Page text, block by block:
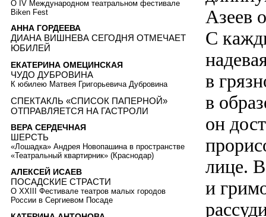
Азеев
С
в
в
он
лице.
и
О IV Международном театральном фестивале
Biken Fest
АННА ГОРДЕЕВА
ДИАНА ВИШНЕВА СЕГОДНЯ ОТМЕЧАЕТ
ЮБИЛЕЙ
ЕКАТЕРИНА ОМЕЦИНСКАЯ
ЧУДО ДУБРОВИНА
К юбилею Матвея Григорьевича Дубровина
СПЕКТАКЛЬ «СПИСОК ПАПЕРНОЙ»
ОТПРАВЛЯЕТСЯ НА ГАСТРОЛИ
ВЕРА СЕРДЕЧНАЯ
ШЕРСТЬ
«Лошадка» Андрея Новопашина в пространстве
«Театральный квартирник» (Краснодар)
АЛЕКСЕЙ ИСАЕВ
ПОСАДСКИЕ СТРАСТИ
О XXIII Фестивале театров малых городов
России в Сергиевом Посаде